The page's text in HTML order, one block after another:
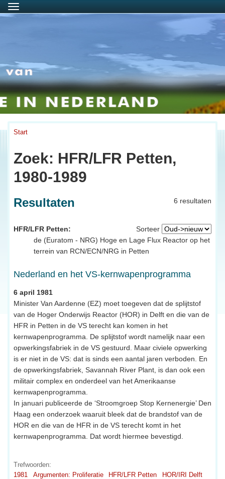
Menu
Start
Zoek: HFR/LFR Petten,
1980-1989
6 resultaten
Resultaten
Sorteer
HFR/LFR Petten:
de (Euratom - NRG) Hoge en Lage Flux Reactor op het
terrein van RCN/ECN/NRG in Petten
Nederland en het VS-kernwapenprogramma
6 april 1981
Minister Van Aardenne (EZ) moet toegeven dat de splijtstof
van de Hoger Onderwijs Reactor (HOR) in Delft en die van de
HFR in Petten in de VS terecht kan komen in het
kernwapenprogramma. De splijtstof wordt namelijk naar een
opwerkingsfabriek in de VS gestuurd. Maar civiele opwerking
is er niet in de VS: dat is sinds een aantal jaren verboden. En
de opwerkingsfabriek, Savannah River Plant, is dan ook een
militair complex en onderdeel van het Amerikaanse
kernwapenprogramma.
In januari publiceerde de ‘Stroomgroep Stop Kernenergie’ Den
Haag een onderzoek waaruit bleek dat de brandstof van de
HOR en die van de HFR in de VS terecht komt in het
kernwapenprogramma. Dat wordt hiermee bevestigd.
Trefwoorden:
1981
Argumenten: Proliferatie HFR/LFR Petten
HOR/IRI Delft